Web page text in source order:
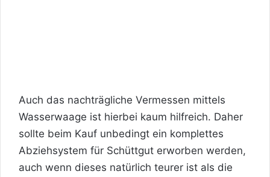
Auch das nachträgliche Vermessen mittels
Wasserwaage ist hierbei kaum hilfreich. Daher
sollte beim Kauf unbedingt ein komplettes
Abziehsystem für Schüttgut erworben werden,
auch wenn dieses natürlich teurer ist als die